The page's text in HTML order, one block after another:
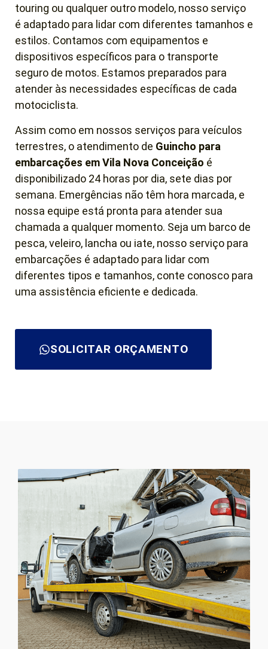
touring ou qualquer outro modelo, nosso serviço
é adaptado para lidar com diferentes tamanhos e
estilos. Contamos com equipamentos e
dispositivos específicos para o transporte
seguro de motos. Estamos preparados para
atender às necessidades específicas de cada
motociclista.
Assim como em nossos serviços para veículos
terrestres, o atendimento de Guincho para
embarcações em Vila Nova Conceição é
disponibilizado 24 horas por dia, sete dias por
semana. Emergências não têm hora marcada, e
nossa equipe está pronta para atender sua
chamada a qualquer momento. Seja um barco de
pesca, veleiro, lancha ou iate, nosso serviço para
embarcações é adaptado para lidar com
diferentes tipos e tamanhos, conte conosco para
uma assistência eficiente e dedicada.
SOLICITAR ORÇAMENTO